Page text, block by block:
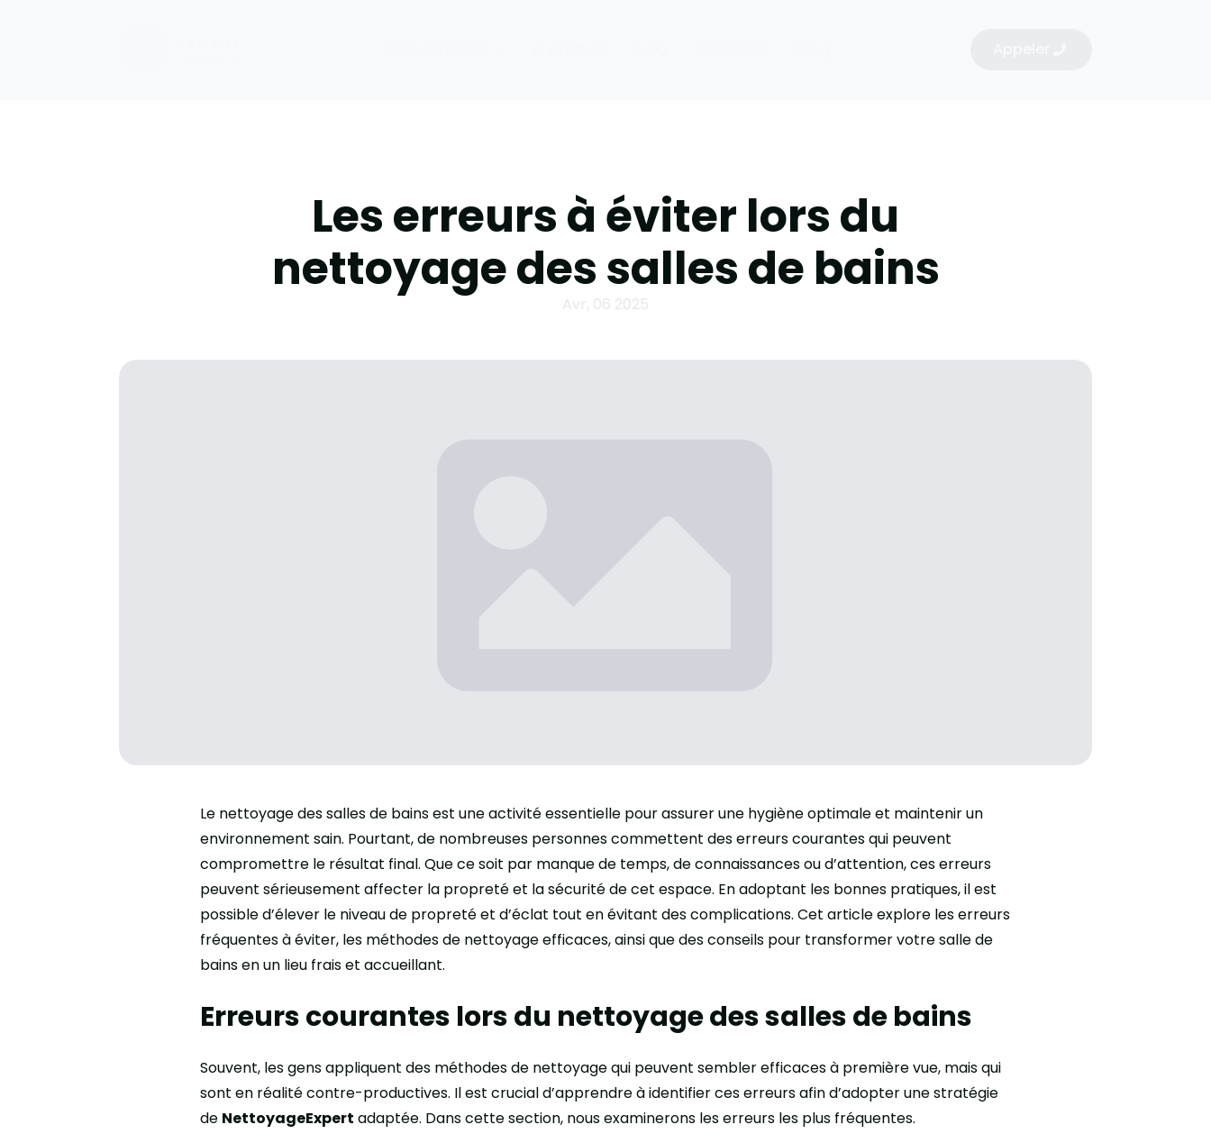
Les erreurs à éviter lors du
nettoyage des salles de bains
Avr, 06 2025
Le nettoyage des salles de bains est une activité essentielle pour assurer une hygiène optimale et maintenir un
environnement sain. Pourtant, de nombreuses personnes commettent des erreurs courantes qui peuvent
compromettre le résultat final. Que ce soit par manque de temps, de connaissances ou d’attention, ces erreurs
peuvent sérieusement affecter la propreté et la sécurité de cet espace. En adoptant les bonnes pratiques, il est
possible d’élever le niveau de propreté et d’éclat tout en évitant des complications. Cet article explore les erreurs
fréquentes à éviter, les méthodes de nettoyage efficaces, ainsi que des conseils pour transformer votre salle de
bains en un lieu frais et accueillant.
Erreurs courantes lors du nettoyage des salles de bains
Souvent, les gens appliquent des méthodes de nettoyage qui peuvent sembler efficaces à première vue, mais qui
sont en réalité contre-productives. Il est crucial d’apprendre à identifier ces erreurs afin d’adopter une stratégie
de NettoyageExpert adaptée. Dans cette section, nous examinerons les erreurs les plus fréquentes.